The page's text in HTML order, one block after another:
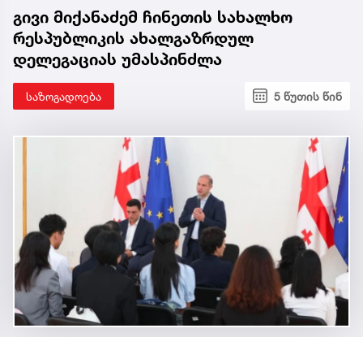
გივი მიქანაძემ ჩინეთის სახალხო
რესპუბლიკის ახალგაზრდულ
დელეგაციას უმასპინძლა
საზოგადოება 5 წუთის წინ